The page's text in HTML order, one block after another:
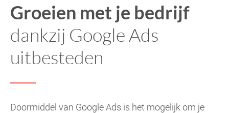
Groeien met je bedrijf
dankzij Google Ads
uitbesteden
Doormiddel van Google Ads is het mogelijk om je